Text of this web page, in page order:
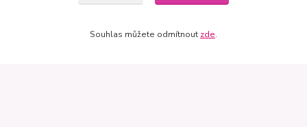
Souhlas můžete odmítnout zde.